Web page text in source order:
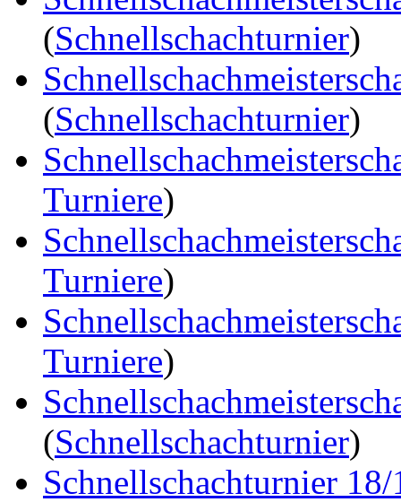
(Schnellschachturnier)
(Schnellschachturnier)
Turniere)
Turniere)
Turniere)
(Schnellschachturnier)
Schnellschachturnier